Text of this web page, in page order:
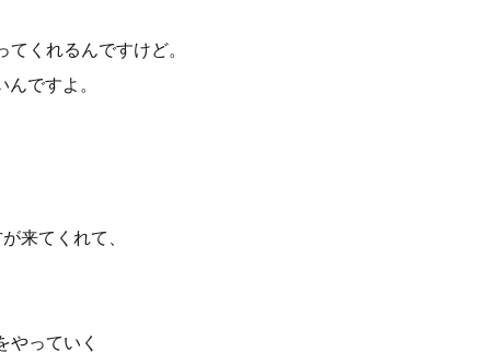
くれるんですけど。
ですよ。
来てくれて、
っていく